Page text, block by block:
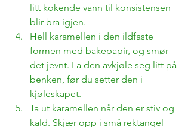
litt kokende vann til konsistensen
blir bra igjen.
Hell karamellen i den ildfaste
formen med bakepapir, og smør
det jevnt. La den avkjøle seg litt på
benken, før du setter den i
kjøleskapet.
Ta ut karamellen når den er stiv og
kald. Skjær opp i små rektangel